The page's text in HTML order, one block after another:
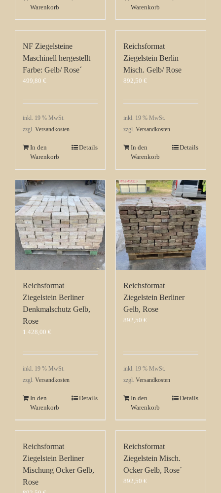
Warenkorb
Warenkorb
NF Ziegelsteine
Maschinell hergestellt
Farbe: Gelb/ Rose´
499,80 €
inkl. 19 % MwSt.
zzgl. Versandkosten
In den
Warenkorb
Details
Reichsformat
Ziegelstein Berlin
Misch. Gelb/ Rose
892,50 €
inkl. 19 % MwSt.
zzgl. Versandkosten
In den
Warenkorb
Details
Reichsformat
Ziegelstein Berliner
Denkmalschutz Gelb,
Rose
1.428,00 €
inkl. 19 % MwSt.
zzgl. Versandkosten
In den
Warenkorb
Details
Reichsformat
Ziegelstein Berliner
Gelb, Rose
892,50 €
inkl. 19 % MwSt.
zzgl. Versandkosten
In den
Warenkorb
Details
Reichsformat
Ziegelstein Berliner
Mischung Ocker Gelb,
Rose
Reichsformat
Ziegelstein Misch.
Ocker Gelb, Rose´
892,50 €